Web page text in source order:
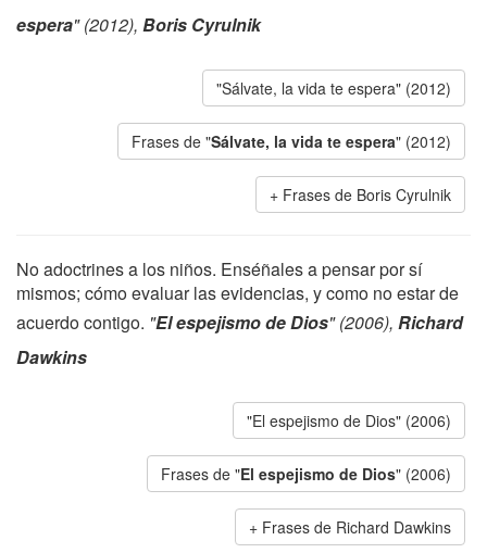
espera" (2012), Boris Cyrulnik
"Sálvate, la vida te espera" (2012)
Frases de "Sálvate, la vida te espera" (2012)
Frases de Boris Cyrulnik
No adoctrines a los niños. Enséñales a pensar por sí
mismos; cómo evaluar las evidencias, y como no estar de
acuerdo contigo. "El espejismo de Dios" (2006), Richard
Dawkins
"El espejismo de Dios" (2006)
Frases de "El espejismo de Dios" (2006)
Frases de Richard Dawkins